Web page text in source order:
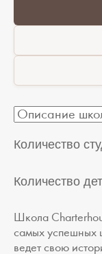
Количество
Количество
Школа
самых успешных
ведет свою